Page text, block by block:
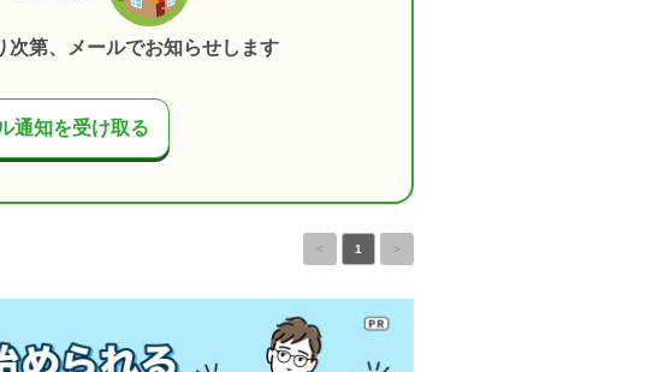
次第、メールでお知らせします
通知を受け取る
< 1 >